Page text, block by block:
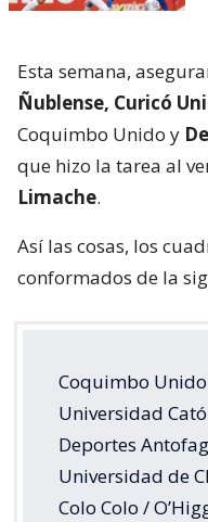
Esta semana,
Ñublense, Curicó
Coquimbo Unido y
que hizo la tarea al
Limache.
Así las cosas, los
conformados de la
Coquimbo Unido
Universidad
Deportes
Universidad de
Colo Colo /